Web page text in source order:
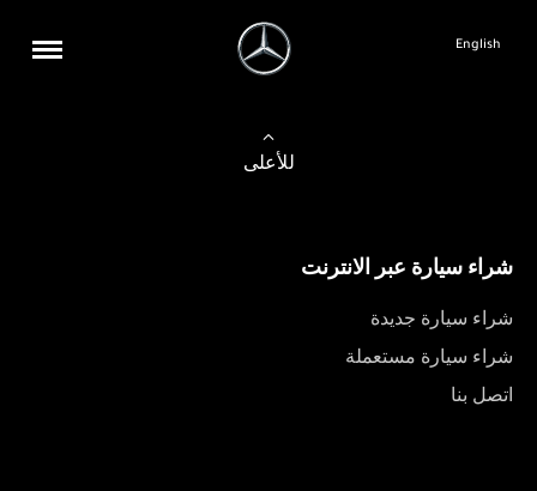
English
للأعلى
شراء سيارة عبر الانترنت
شراء سيارة جديدة
شراء سيارة مستعملة
اتصل بنا